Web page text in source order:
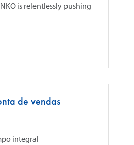
is relentlessly pushing
de vendas
integral